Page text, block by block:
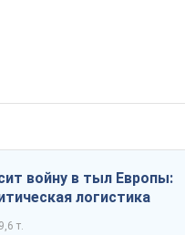
войну в тыл Европы:
логистика
9,6 т.